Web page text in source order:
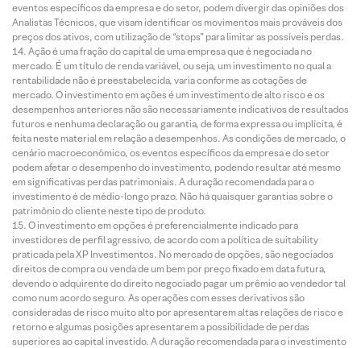
eventos específicos da empresa e do setor, podem divergir das opiniões dos
Analistas Técnicos, que visam identificar os movimentos mais prováveis dos
preços dos ativos, com utilização de “stops” para limitar as possíveis perdas.
Ação é uma fração do capital de uma empresa que é negociada no
mercado. É um título de renda variável, ou seja, um investimento no qual a
rentabilidade não é preestabelecida, varia conforme as cotações de
mercado. O investimento em ações é um investimento de alto risco e os
desempenhos anteriores não são necessariamente indicativos de resultados
futuros e nenhuma declaração ou garantia, de forma expressa ou implícita, é
feita neste material em relação a desempenhos. As condições de mercado, o
cenário macroeconômico, os eventos específicos da empresa e do setor
podem afetar o desempenho do investimento, podendo resultar até mesmo
em significativas perdas patrimoniais. A duração recomendada para o
investimento é de médio-longo prazo. Não há quaisquer garantias sobre o
patrimônio do cliente neste tipo de produto.
O investimento em opções é preferencialmente indicado para
investidores de perfil agressivo, de acordo com a política de suitability
praticada pela XP Investimentos. No mercado de opções, são negociados
direitos de compra ou venda de um bem por preço fixado em data futura,
devendo o adquirente do direito negociado pagar um prêmio ao vendedor tal
como num acordo seguro. As operações com esses derivativos são
consideradas de risco muito alto por apresentarem altas relações de risco e
retorno e algumas posições apresentarem a possibilidade de perdas
superiores ao capital investido. A duração recomendada para o investimento